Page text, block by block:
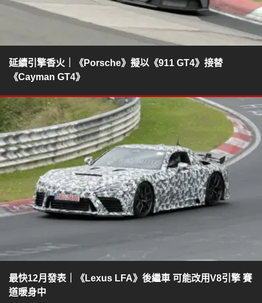
延續引擎香火｜《Porsche》擬以《911 GT4》接替
《Cayman GT4》
最快12月發表｜《Lexus LFA》後繼車 可能改用V8引擎 賽
道暖身中